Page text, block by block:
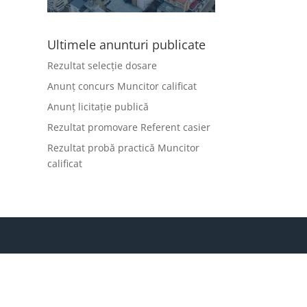
Ultimele anunturi publicate
Rezultat selecție dosare
Anunț concurs Muncitor calificat
Anunț licitație publică
Rezultat promovare Referent casier
Rezultat probă practică Muncitor
calificat